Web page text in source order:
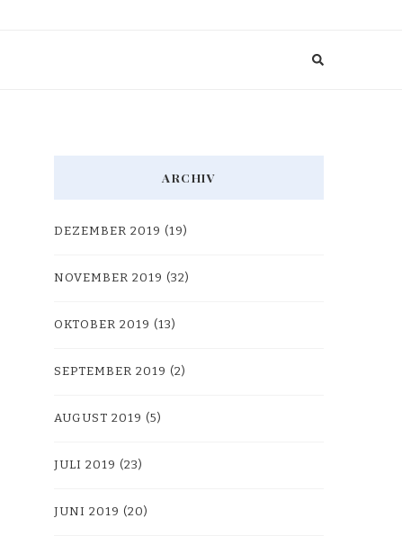
ARCHIV
DEZEMBER 2019 (19)
NOVEMBER 2019 (32)
OKTOBER 2019 (13)
SEPTEMBER 2019 (2)
AUGUST 2019 (5)
JULI 2019 (23)
JUNI 2019 (20)